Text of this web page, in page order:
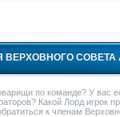
СОВЕТА
по команде? У вас
Какой Лорд игрок
к членам